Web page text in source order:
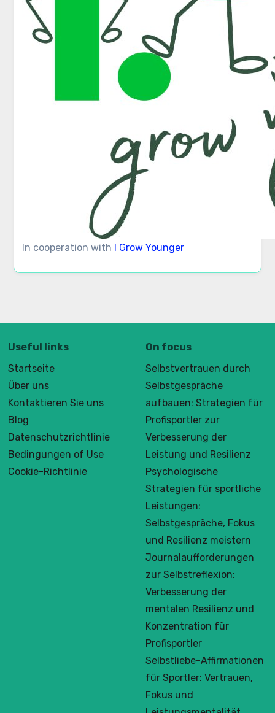
In cooperation with I Grow Younger
Useful links
Startseite
Über uns
Kontaktieren Sie uns
Blog
Datenschutzrichtlinie
Bedingungen of Use
Cookie-Richtlinie
On focus
Selbstvertrauen durch
Selbstgespräche
aufbauen: Strategien für
Profisportler zur
Verbesserung der
Leistung und Resilienz
Psychologische
Strategien für sportliche
Leistungen:
Selbstgespräche, Fokus
und Resilienz meistern
Journalaufforderungen
zur Selbstreflexion:
Verbesserung der
mentalen Resilienz und
Konzentration für
Profisportler
Selbstliebe-Affirmationen
für Sportler: Vertrauen,
Fokus und